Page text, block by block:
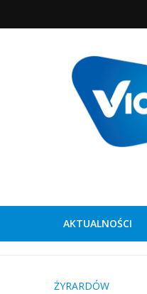
AKTUALNOŚCI
ŻYRARDÓW